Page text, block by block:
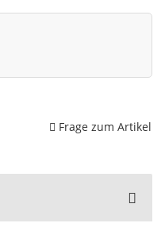
Frage zum Artikel